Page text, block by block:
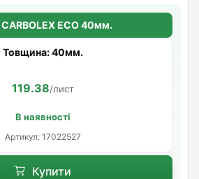
CARBOLEX ECO 40мм.
Товщина: 40мм.
119.38/лист
В наявності
Артикул: 17022527
Купити